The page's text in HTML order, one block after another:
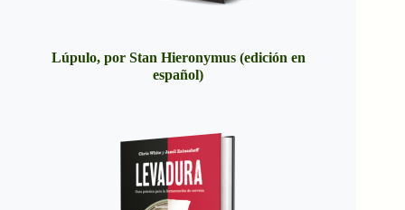
Lúpulo, por Stan Hieronymus (edición en
español)